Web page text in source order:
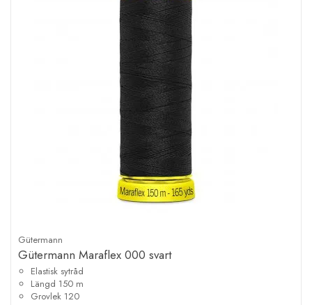
Gütermann
Gütermann Maraflex 000 svart
Elastisk sytråd
Längd 150 m
Grovlek 120